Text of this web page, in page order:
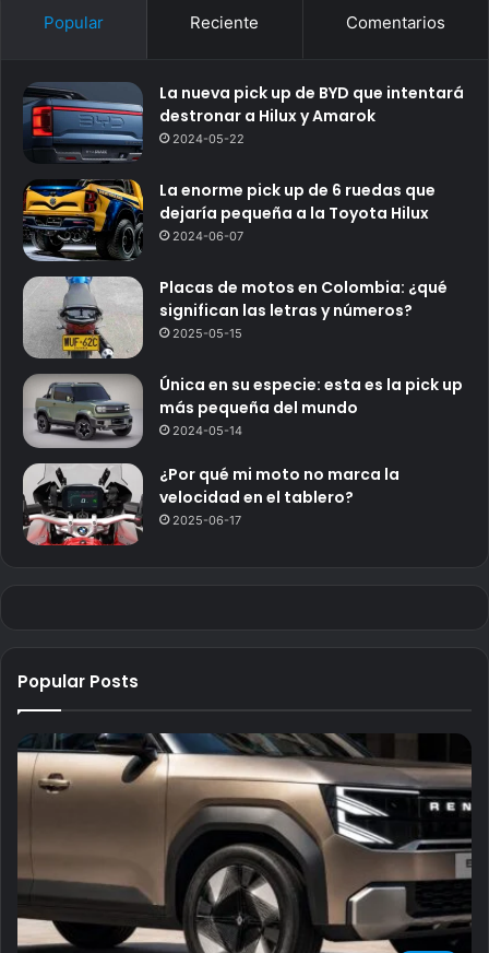
Popular Reciente Comentarios
La nueva pick up de BYD que intentará
destronar a Hilux y Amarok
2024-05-22
La enorme pick up de 6 ruedas que
dejaría pequeña a la Toyota Hilux
2024-06-07
Placas de motos en Colombia: ¿qué
significan las letras y números?
2025-05-15
Única en su especie: esta es la pick up
más pequeña del mundo
2024-05-14
¿Por qué mi moto no marca la
velocidad en el tablero?
2025-06-17
Popular Posts